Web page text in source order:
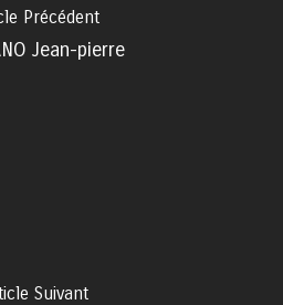
Précédent
Jean-pierre
Suivant